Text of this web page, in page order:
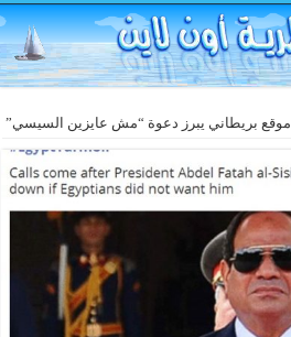
موقع بريطاني يبرز دعوة “مش عايزين السيسي”